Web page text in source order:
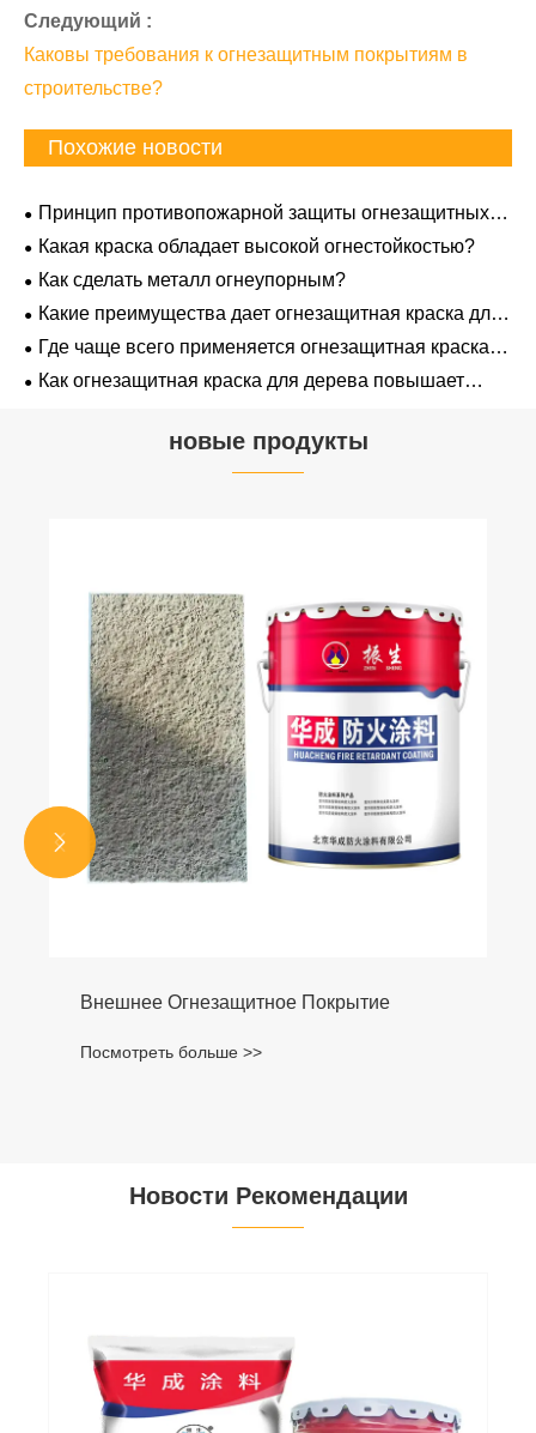
Следующий :
Каковы требования к огнезащитным покрытиям в
строительстве?
Похожие новости
Принцип противопожарной защиты огнезащитных
покрытий
Какая краска обладает высокой огнестойкостью?
Как сделать металл огнеупорным?
Какие преимущества дает огнезащитная краска для
дерева в общественных зданиях
Где чаще всего применяется огнезащитная краска
для дерева в строительстве?
Как огнезащитная краска для дерева повышает
новые продукты
Внешнее Огнезащитное Покрытие
Посмотреть больше >>


Новости Рекомендации